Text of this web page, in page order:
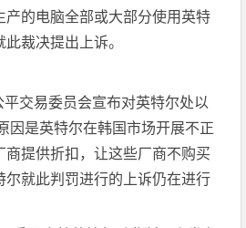
产的电脑全部或大部分使用英特
裁决提出上诉。
交易委员会宣布对英特尔处以
因是英特尔在韩国市场开展不正
商提供折扣，让这些厂商不购买
尔就此判罚进行的上诉仍在进行